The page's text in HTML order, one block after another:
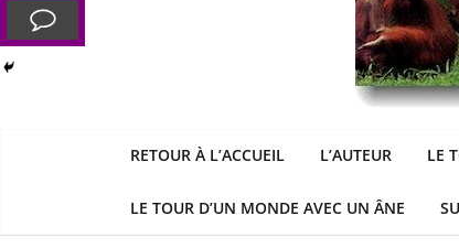
RETOUR À L’ACCUEIL L’AUTEUR LE
LE TOUR D’UN MONDE AVEC UN ÂNE